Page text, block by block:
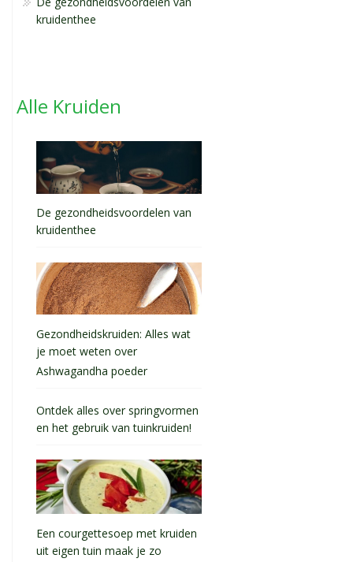
kruidenthee
Alle Kruiden
De gezondheidsvoordelen van
kruidenthee
Gezondheidskruiden: Alles wat
je moet weten over
Ashwagandha poeder
Ontdek alles over springvormen
en het gebruik van tuinkruiden!
Een courgettesoep met kruiden
uit eigen tuin maak je zo